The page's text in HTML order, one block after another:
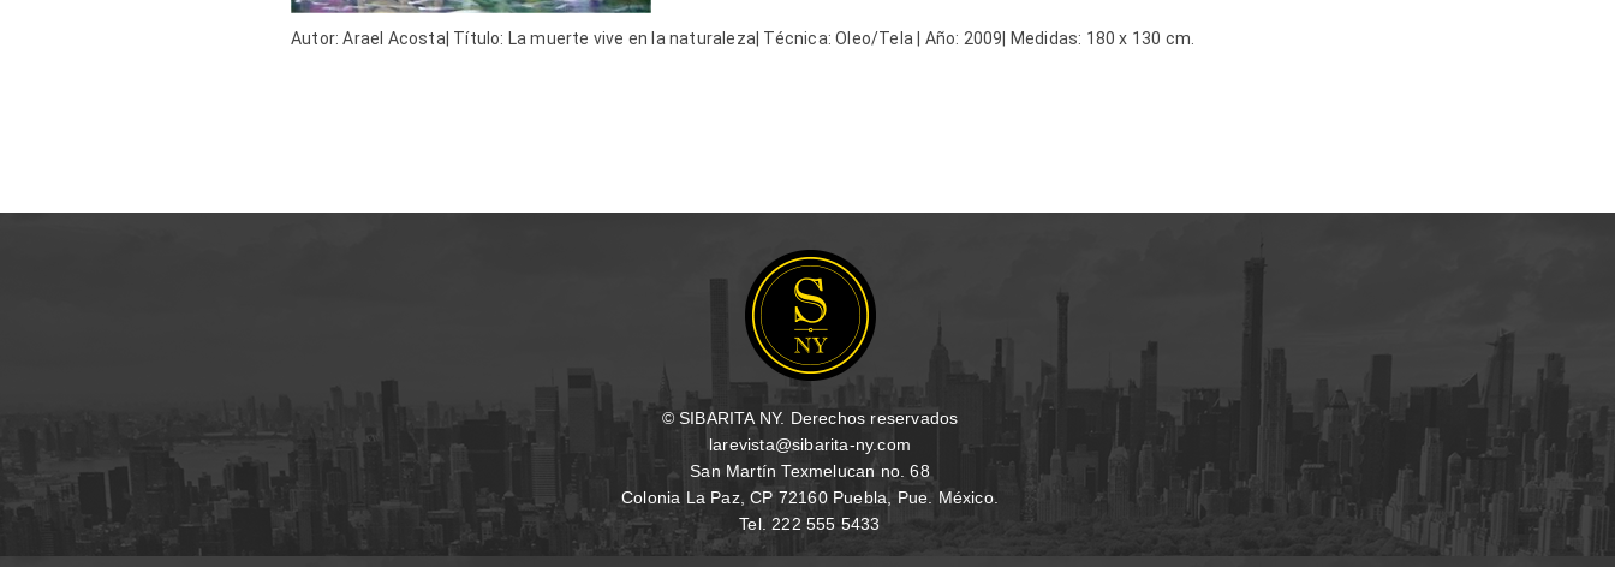
Autor: Arael Acosta| Título: La muerte vive en la naturaleza| Técnica: Oleo/Tela | Año: 2009| Medidas: 180 x 130 cm.
© SIBARITA NY. Derechos reservados
larevista@sibarita-ny.com
San Martín Texmelucan no. 68
Colonia La Paz, CP 72160 Puebla, Pue. México.
Tel. 222 555 5433